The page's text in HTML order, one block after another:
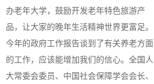
办老年大学，鼓励开发老年特色旅游产
品，让大家的晚年生活精神世界更富足。
今年的政府工作报告谈到了有关养老方面
的工作，应该能增加我们的信心。全国人
大常委会委员、中国社会保障学会会长、